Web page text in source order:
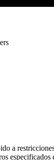
a
especificados